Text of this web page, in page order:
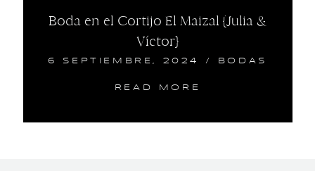
Boda en el Cortijo El Maizal {Julia &
Víctor}
6 SEPTIEMBRE, 2024 / BODAS
READ MORE